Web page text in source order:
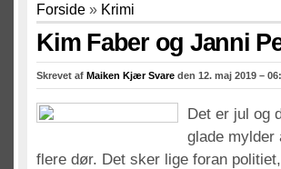
Forside » Krimi
Kim Faber og Janni
Skrevet af Maiken Kjær Svare den 12. maj 2019 –
Det er jul og
glade mylder
flere dør. Det sker lige foran